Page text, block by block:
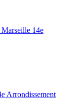
Marseille 14e
Arrondissement